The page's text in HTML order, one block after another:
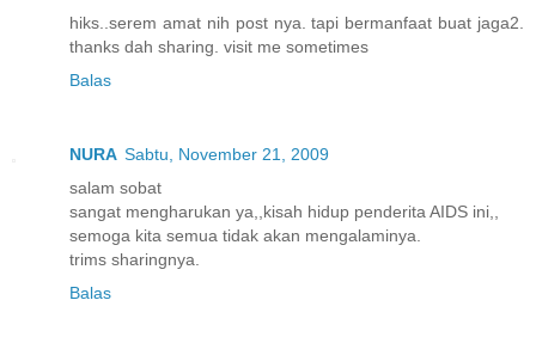
hiks..serem amat nih post nya. tapi bermanfaat buat jaga2.
thanks dah sharing. visit me sometimes
Balas
NURA Sabtu, November 21, 2009
salam sobat
sangat mengharukan ya,,kisah hidup penderita AIDS ini,,
semoga kita semua tidak akan mengalaminya.
trims sharingnya.
Balas